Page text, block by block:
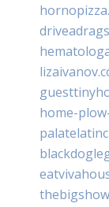
home-